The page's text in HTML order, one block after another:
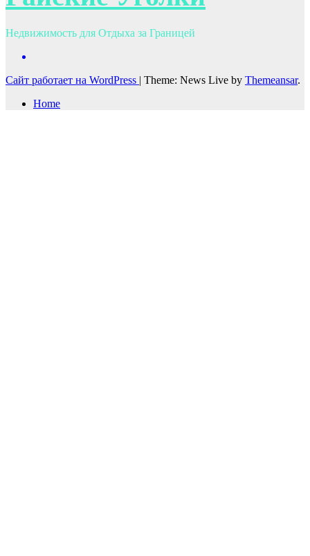
Недвижимость для Отдыха за Границей
Сайт работает на WordPress | Theme: News Live by Themeansar.
Home